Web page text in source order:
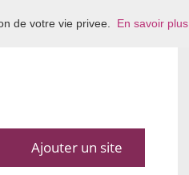
Ajouter un site
de votre vie privee. En savoir plus